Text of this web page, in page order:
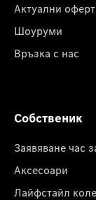
Актуални
Шоуруми
Връзка с нас
Собственик
Заявяване час
Аксесоари
Лайфстайл